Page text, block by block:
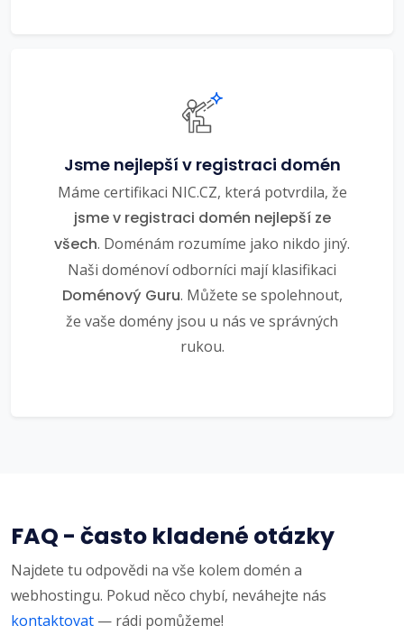
Jsme nejlepší v registraci domén
Máme certifikaci NIC.CZ, která potvrdila, že
jsme v registraci domén nejlepší ze
všech. Doménám rozumíme jako nikdo jiný.
Naši doménoví odborníci mají klasifikaci
Doménový Guru. Můžete se spolehnout,
že vaše domény jsou u nás ve správných
rukou.
FAQ - často kladené otázky
Najdete tu odpovědi na vše kolem domén a
webhostingu. Pokud něco chybí, neváhejte nás
kontaktovat — rádi pomůžeme!